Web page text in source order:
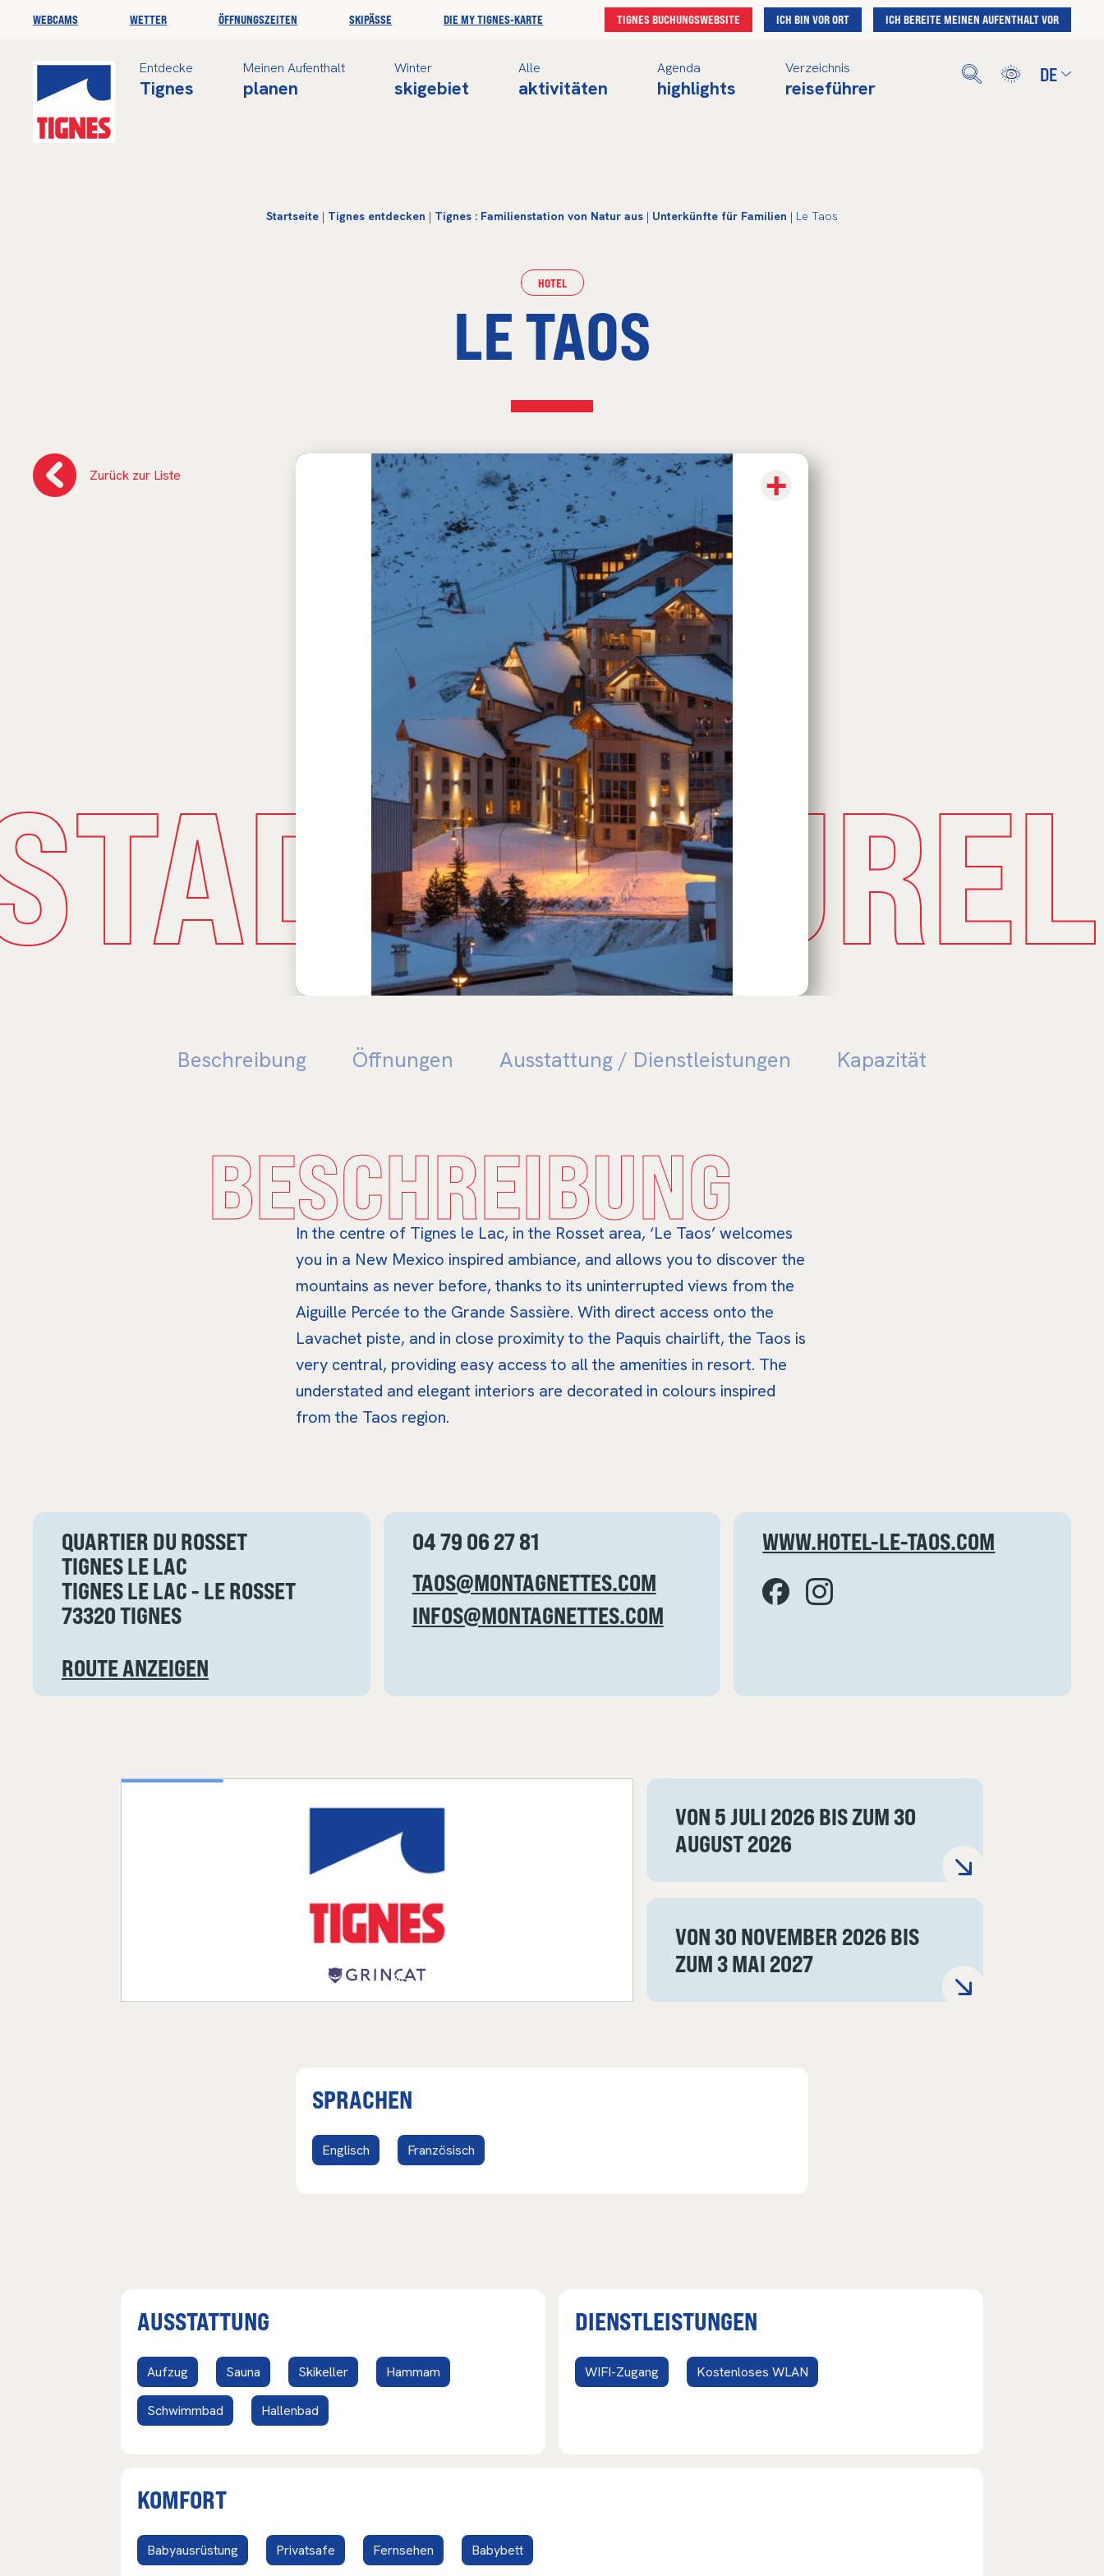
WEBCAMS WETTER ÖFFNUNGSZEITEN SKIPÄSSE DIE MY TIGNES-KARTE TIGNES BUCHUNGSWEBSITE ICH BIN VOR ORT ICH BEREITE MEINEN AUFENTHALT VOR
Entdecke
Tignes
Meinen Aufenthalt
planen
Winter
skigebiet
Alle
aktivitäten
Agenda
highlights
Verzeichnis
reiseführer
DE
NATUREL
Startseite | Tignes entdecken | Tignes : Familienstation von Natur aus | Unterkünfte für Familien | Le Taos
HOTEL
LE TAOS
Zurück zur Liste
Beschreibung Öffnungen Ausstattung / Dienstleistungen Kapazität
BESCHREIBUNG
In the centre of Tignes le Lac, in the Rosset area, ‘Le Taos’ welcomes
you in a New Mexico inspired ambiance, and allows you to discover the
mountains as never before, thanks to its uninterrupted views from the
Aiguille Percée to the Grande Sassière. With direct access onto the
Lavachet piste, and in close proximity to the Paquis chairlift, the Taos is
very central, providing easy access to all the amenities in resort. The
understated and elegant interiors are decorated in colours inspired
from the Taos region.
QUARTIER DU ROSSET
TIGNES LE LAC
TIGNES LE LAC - LE ROSSET
73320 TIGNES
ROUTE ANZEIGEN
04 79 06 27 81
TAOS@MONTAGNETTES.COM
INFOS@MONTAGNETTES.COM
WWW.HOTEL-LE-TAOS.COM
VON 5 JULI 2026 BIS ZUM 30
AUGUST 2026
VON 30 NOVEMBER 2026 BIS
ZUM 3 MAI 2027
SPRACHEN
Englisch Französisch
AUSSTATTUNG
Aufzug Sauna Skikeller Hammam
Schwimmbad Hallenbad
DIENSTLEISTUNGEN
WIFI-Zugang Kostenloses WLAN
KOMFORT
Babyausrüstung Privatsafe Fernsehen Babybett